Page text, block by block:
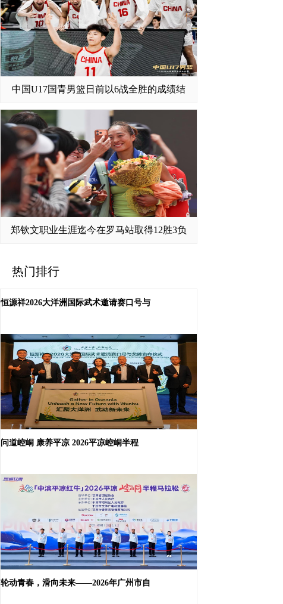
中国U17国青男篮日前以6战全胜的成绩结
郑钦文职业生涯迄今在罗马站取得12胜3负
热门排行
恒源祥2026大洋洲国际武术邀请赛口号与
问道崆峒 康养平凉 2026平凉崆峒半程
轮动青春，滑向未来——2026年广州市自